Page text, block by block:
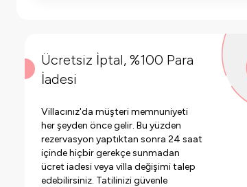
Ücretsiz İptal, %100 Para
İadesi
Villacınız'da müşteri memnuniyeti
her şeyden önce gelir. Bu yüzden
rezervasyon yaptıktan sonra 24 saat
içinde hiçbir gerekçe sunmadan
ücret iadesi veya villa değişimi talep
edebilirsiniz. Tatilinizi güvenle